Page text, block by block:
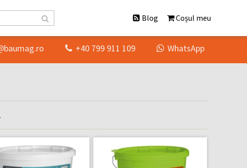
Blog Coșul meu
 +40 799 911 109  WhatsApp